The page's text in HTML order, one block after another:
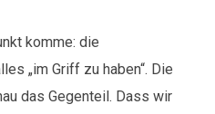
komme: die
„im Griff zu haben“. Die
das Gegenteil. Dass wir